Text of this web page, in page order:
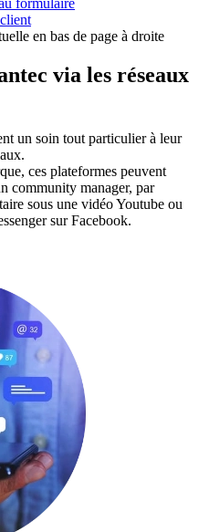
formulaire
en bas de page à droite
via les réseaux
un soin tout particulier à leur
ces plateformes peuvent
community manager, par
sous une vidéo Youtube ou
sur Facebook.